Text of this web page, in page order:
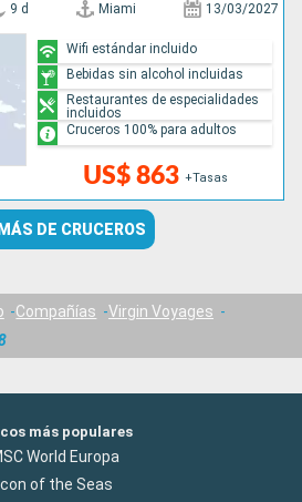
9 d Miami 13/03/2027
US$ 863 +Tasas
Wifi estándar incluido
Bebidas sin alcohol incluidas
Restaurantes de especialidades
incluidos
Cruceros 100% para adultos
DE CRUCEROS
Compañías
Virgin Voyages
más populares
World Europa
Icon of the Seas